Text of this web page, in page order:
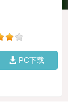
PC下载